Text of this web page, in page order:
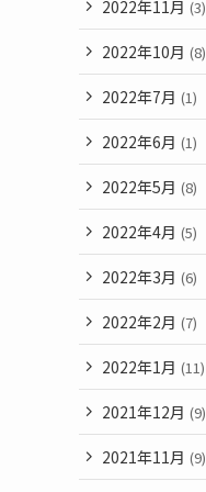
2022年11月 (3)
2022年10月 (8)
2022年7月 (1)
2022年6月 (1)
2022年5月 (8)
2022年4月 (5)
2022年3月 (6)
2022年2月 (7)
2022年1月 (11)
2021年12月 (9)
2021年11月 (9)